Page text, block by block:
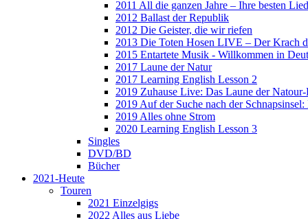
2011 All die ganzen Jahre – Ihre besten
2012 Ballast der Republik
2012 Die Geister, die wir riefen
2013 Die Toten Hosen LIVE – Der Krach
2015 Entartete Musik - Willkommen in
2017 Laune der Natur
2017 Learning English Lesson 2
2019 Zuhause Live: Das Laune der
2019 Auf der Suche nach der
2019 Alles ohne Strom
2020 Learning English Lesson 3
Singles
DVD/BD
Bücher
2021-Heute
Touren
2021 Einzelgigs
2022 Alles aus Liebe